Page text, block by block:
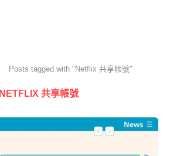
Posts tagged with "Netflix 共享帳號"
NETFLIX 共享帳號